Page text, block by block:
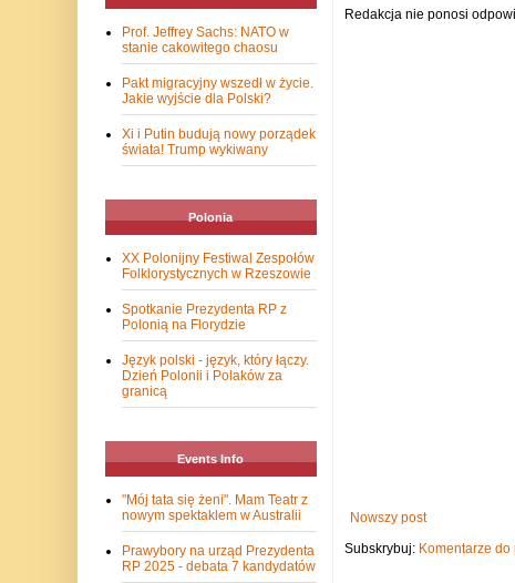
Redakcja nie ponosi
Nowszy post
Subskrybuj: Komentarze do
Prof. Jeffrey Sachs: NATO w
stanie cakowitego chaosu
Pakt migracyjny wszedł w życie.
Jakie wyjście dla Polski?
Xi i Putin budują nowy porządek
świata! Trump wykiwany
Polonia
XX Polonijny Festiwal Zespołów
Folklorystycznych w Rzeszowie
Spotkanie Prezydenta RP z
Polonią na Florydzie
Język polski - język, który łączy.
Dzień Polonii i Polaków za
granicą
Events Info
"Mój tata się żeni". Mam Teatr z
nowym spektaklem w Australii
Prawybory na urząd Prezydenta
RP 2025 - debata 7 kandydatów